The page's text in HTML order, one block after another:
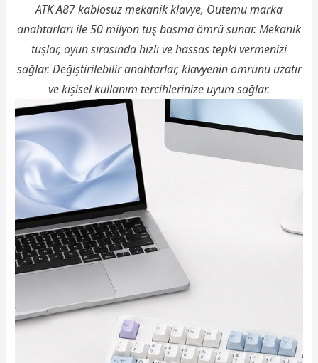
ATK A87 kablosuz mekanik klavye, Outemu marka
anahtarları ile 50 milyon tuş basma ömrü sunar. Mekanik
tuşlar, oyun sırasında hızlı ve hassas tepki vermenizi
sağlar. Değiştirilebilir anahtarlar, klavyenin ömrünü uzatır
ve kişisel kullanım tercihlerinize uyum sağlar.